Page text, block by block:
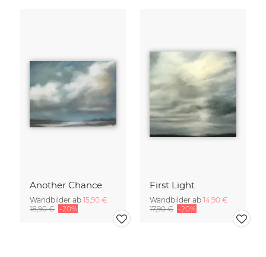
Another Chance
Wandbilder ab 15,90 €
18,90 € -20%
First Light
Wandbilder ab 14,90 €
17,90 € -20%